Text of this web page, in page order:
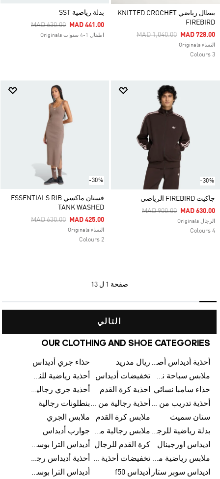
بنطال رياضي KNITTED CROCHET
FIREBIRD
Price Reduced From
MAD 1,040.00ToMAD 728.00
النساء Originals
3 Colours
بدلة رياضية SST
Price Reduced From
MAD 630.00ToMAD 441.00
اطفال 1-4 سنوات Originals
-30%
جاكيت FIREBIRD الرياضي
Price Reduced From
MAD 900.00ToMAD 630.00
الرجال Originals
4 Colours
-30%
فستان ماكسي ESSENTIALS RIB
TANK WASHED
Price Reduced From
MAD 630.00ToMAD 425.00
النساء Originals
2 Colours
صفحة 1 ل 13
التالي
OUR CLOTHING AND SHOE CATEGORIES
أحذية أديداس أصلية ريال مدريد
حذاء جري أديداس
ملابس سباحة نسائية من أديداس
تخفيضات أديداس
أحذية رياضية للنساء
حذاء سامبا نسائي
احذية كرة القدم
أحذية جري رجالية من أديداس
أحذية تدريب من أديداس
أحذية رجالية من أديداس بتخفيضاتبنطلونات رجالية
ستان سميث
ملابس كرة القدم
ملابس الجري
بدلة رياضية للرجال
ملابس رجالية من أديداس بتخفيضات
جوارب أديداس
اديداس اورجينال
كرة القدم للرجال
أديداس الترا بوست رجالي
ملابس رياضية من أديداس
تخفيضات أحذية رجالية من أديداس
أحذية أديداس رجالية
اديداس سوبر ستار
أديداس f50
أديداس الترا بوست